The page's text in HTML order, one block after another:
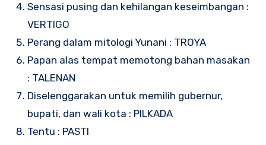
Sensasi pusing dan kehilangan keseimbangan :
VERTIGO
Perang dalam mitologi Yunani : TROYA
Papan alas tempat memotong bahan masakan
: TALENAN
Diselenggarakan untuk memilih gubernur,
bupati, dan wali kota : PILKADA
Tentu : PASTI